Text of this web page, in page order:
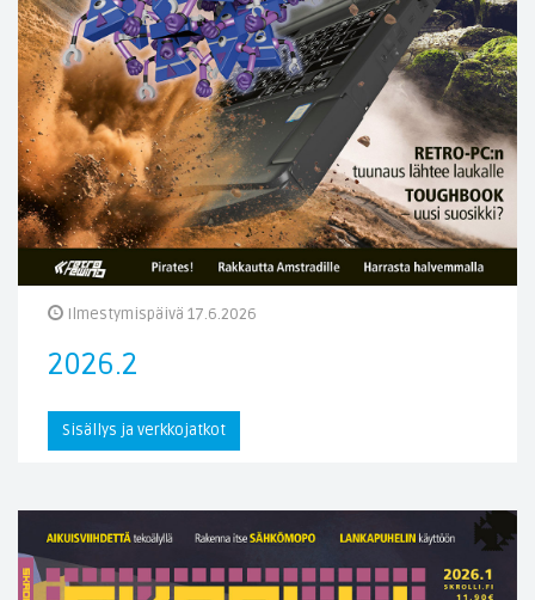
Ilmestymispäivä 17.6.2026
2026.2
Sisällys ja verkkojatkot